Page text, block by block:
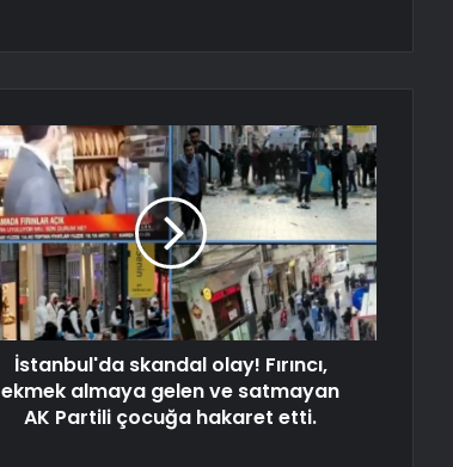
İstanbul'da skandal olay! Fırıncı,
ekmek almaya gelen ve satmayan
AK Partili çocuğa hakaret etti.